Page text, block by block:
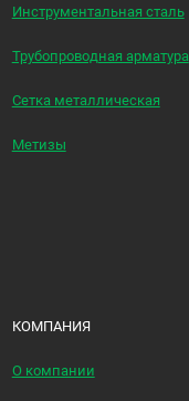
Инструментальная сталь
Трубопроводная арматура
Сетка металлическая
Метизы
КОМПАНИЯ
О компании